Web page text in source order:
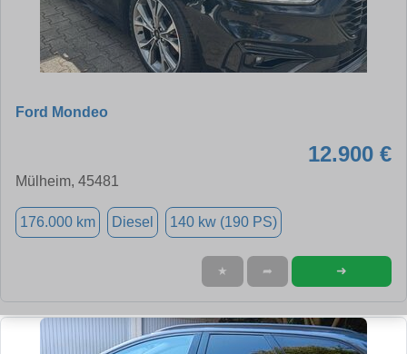
Ford Mondeo
12.900 €
Mülheim, 45481
176.000 km Diesel 140 kw (190 PS)
★ ➦ ➜